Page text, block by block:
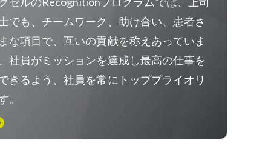
でも、チームワーク、助け合い、患者さ
な項目で、互いの貢献を称えあっていま
社員がミッションを達成し最高の仕事を
きるよう、社員を常にトッププライオリ
。